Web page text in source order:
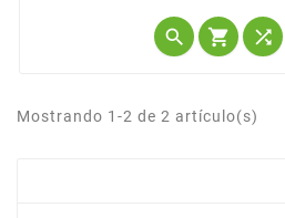
hasta 30 días, y que además
aporta...
  
Mostrando 1-2 de 2 artículo(s)